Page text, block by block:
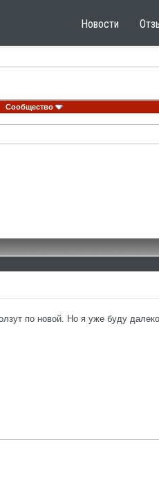
Новости
Сообщество
по новой. Но я уже буду